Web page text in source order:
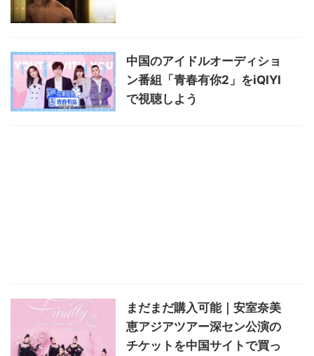
中国のアイドルオーディショ
ン番組「青春有你2」をiQIYI
で視聴しよう
まだまだ購入可能｜安室奈美
恵アジアツアー深セン公演の
チケットを中国サイトで買っ